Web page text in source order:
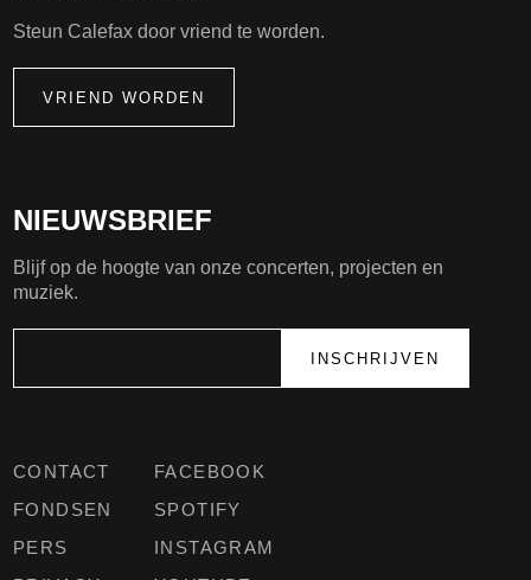
CONTACT
FONDSEN
PERS
FACEBOOK
SPOTIFY
INSTAGRAM
NIEUWSBRIEF
Blijf op de hoogte van onze concerten, projecten en
muziek.
Steun Calefax door vriend te worden.
VRIEND WORDEN